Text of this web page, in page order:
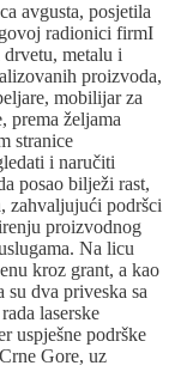
avgusta, posjetila
radionici firmI
metalu i
proizvoda,
mobilijar za
prema željama
stranice
i naručiti
posao bilježi rast,
zahvaljujući podršci
proizvodnog
Na licu
kroz grant, a kao
su dva priveska sa
laserske
uspješne podrške
Gore, uz